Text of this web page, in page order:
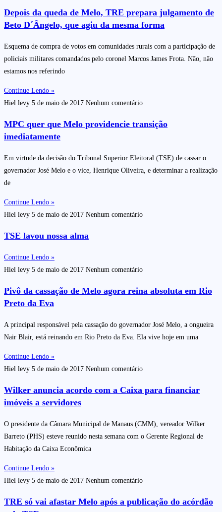
Depois da queda de Melo, TRE prepara julgamento de
Beto D´Ângelo, que agiu da mesma forma
Esquema de compra de votos em comunidades rurais com a participação de
policiais militares comandados pelo coronel Marcos James Frota. Não, não
estamos nos referindo
Continue Lendo »
Hiel levy 5 de maio de 2017 Nenhum comentário
MPC quer que Melo providencie transição
imediatamente
Em virtude da decisão do Tribunal Superior Eleitoral (TSE) de cassar o
governador José Melo e o vice, Henrique Oliveira, e determinar a realização
de
Continue Lendo »
Hiel levy 5 de maio de 2017 Nenhum comentário
TSE lavou nossa alma
Continue Lendo »
Hiel levy 5 de maio de 2017 Nenhum comentário
Pivô da cassação de Melo agora reina absoluta em Rio
Preto da Eva
A principal responsável pela cassação do governador José Melo, a ongueira
Nair Blair, está reinando em Rio Preto da Eva. Ela vive hoje em uma
Continue Lendo »
Hiel levy 5 de maio de 2017 Nenhum comentário
Wilker anuncia acordo com a Caixa para financiar
imóveis a servidores
O presidente da Câmara Municipal de Manaus (CMM), vereador Wilker
Barreto (PHS) esteve reunido nesta semana com o Gerente Regional de
Habitação da Caixa Econômica
Continue Lendo »
Hiel levy 5 de maio de 2017 Nenhum comentário
TRE só vai afastar Melo após a publicação do acórdão